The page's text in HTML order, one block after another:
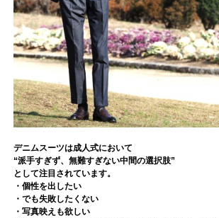
デニムスーツは成人式において
“派手すぎず、無難すぎない中間の選択肢”
として注目されています。
・個性を出したい
・でも失敗したくない
・写真映えも欲しい